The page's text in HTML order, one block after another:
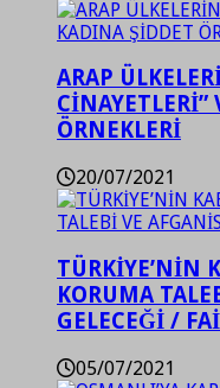
ARAP
CİNAYETLERİ”
ÖRNEKLERİ
20/07/2021
TÜRKİYE’NİN
KORUMA
GELECEĞİ /
05/07/2021